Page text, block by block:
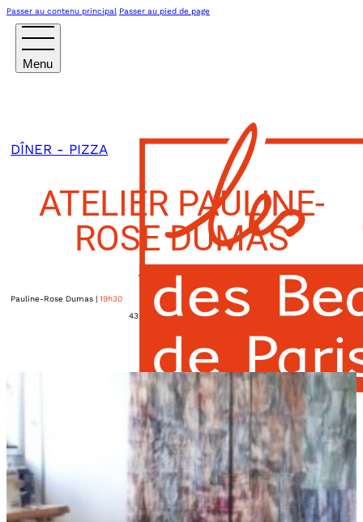
Passer au contenu principal Passer au pied de page
DÎNER - PIZZA
ATELIER PAULINE-
ROSE DUMAS
10 JUIN 2024
Pauline-Rose Dumas
19h30
43, rue du Sergent Bobillot